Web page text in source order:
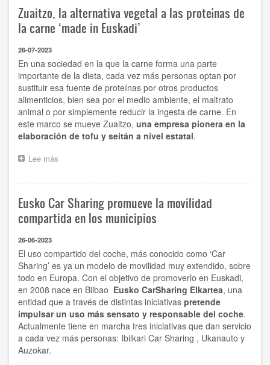
EVE
unen
fuerzas
la
energía
renovable
en
la
industria
vasca
Zuaitzo, la alternativa vegetal a las proteínas de
la carne ‘made in Euskadi’
26-07-2023
En una sociedad en la que la carne forma una parte
importante de la dieta, cada vez más personas optan por
sustituir esa fuente de proteínas por otros productos
alimenticios, bien sea por el medio ambiente, el maltrato
animal o por simplemente reducir la ingesta de carne. En
este marco se mueve Zuaitzo, una empresa pionera en la
elaboración de tofu y seitán a nivel estatal.
Lee más
vegetal
a
las
la
carne
‘made
in
Euskadi’
Eusko Car Sharing promueve la movilidad
compartida en los municipios
26-06-2023
El uso compartido del coche, más conocido como ‘Car
Sharing’ es ya un modelo de movilidad muy extendido, sobre
todo en Europa. Con el objetivo de promoverlo en Euskadi,
en 2008 nace en Bilbao Eusko CarSharing Elkartea, una
entidad que a través de distintas iniciativas pretende
impulsar un uso más sensato y responsable del coche.
Actualmente tiene en marcha tres iniciativas que dan servicio
a cada vez más personas: Ibilkari Car Sharing , Ukanauto y
Auzokar.